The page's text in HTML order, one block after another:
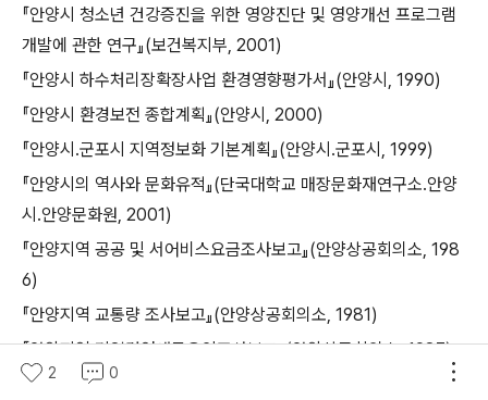
『안양시 청소년 건강증진을 위한 영양진단 및 영양개선 프로그램
개발에 관한 연구』(보건복지부, 2001)
『안양시 하수처리장확장사업 환경영향평가서』(안양시, 1990)
『안양시 환경보전 종합계획』(안양시, 2000)
『안양시․군포시 지역정보화 기본계획』(안양시․군포시, 1999)
『안양시의 역사와 문화유적』(단국대학교 매장문화재연구소․안양
시․안양문화원, 2001)
『안양지역 공공 및 서어비스요금조사보고』(안양상공회의소, 198
6)
『안양지역 교통량 조사보고』(안양상공회의소, 1981)
『안양지역 기업경영애로요인조사보고』(안양상공회의소, 1987)
『안양지역 수출마아케팅실태조사보고』(안양상공회의소, 1987)
2 0